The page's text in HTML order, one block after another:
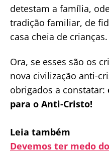
detestam a família,
tradição familiar, de
casa cheia de crianças.
Ora, se esses são os
nova civilização anti-
obrigados a constatar:
para o Anti-Cristo!
Leia também
Devemos ter medo